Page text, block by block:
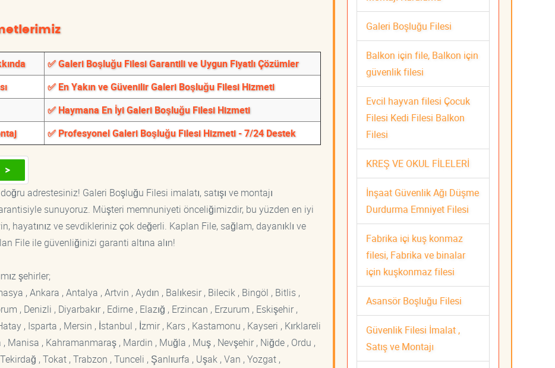
✅ Galeri Boşluğu Filesi Garantili ve Uygun Fiyatlı Çözümler
✅ En Yakın ve Güvenilir Galeri Boşluğu Filesi Hizmeti
✅ Haymana En İyi Galeri Boşluğu Filesi Hizmeti
✅ Profesyonel Galeri Boşluğu Filesi Hizmeti - 7/24 Destek
adrestesiniz! Galeri Boşluğu Filesi imalatı, satışı ve montajı
sunuyoruz. Müşteri memnuniyeti önceliğimizdir, bu yüzden en iyi
hayatınız ve sevdikleriniz çok değerli. Kaplan File, sağlam, dayanıklı ve
File ile güvenliğinizi garanti altına alın!
şehirler;
, Ankara , Antalya , Artvin , Aydın , Balıkesir , Bilecik , Bingöl , Bitlis ,
, Denizli , Diyarbakır , Edirne , Elazığ , Erzincan , Erzurum , Eskişehir ,
, Isparta , Mersin , İstanbul , İzmir , Kars , Kastamonu , Kayseri , Kırklareli
Manisa , Kahramanmaraş , Mardin , Muğla , Muş , Nevşehir , Niğde , Ordu ,
, Tokat , Trabzon , Tunceli , Şanlıurfa , Uşak , Van , Yozgat ,
Galeri Boşluğu Filesi
Balkon için file, Balkon için
güvenlik filesi
Evcil hayvan filesi Çocuk
Filesi Kedi Filesi Balkon
Filesi
KREŞ VE OKUL FİLELERİ
İnşaat Güvenlik Ağı Düşme
Durdurma Emniyet Filesi
Fabrika içi kuş konmaz
filesi, Fabrika ve binalar
için kuşkonmaz filesi
Asansör Boşluğu Filesi
Güvenlik Filesi İmalat ,
Satış ve Montajı